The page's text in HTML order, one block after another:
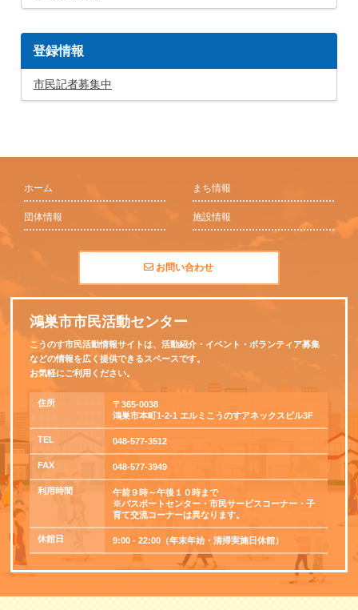
登録情報
市民記者募集中
ホーム まち情報
団体情報 施設情報
お問い合わせ
鴻巣市市民活動センター
こうのす市民活動情報サイトは、活動紹介・イベント・ボランティア募集
などの情報を広く提供できるスペースです。
お気軽にご利用ください。
住所
〒365-0038
鴻巣市本町1-2-1 エルミこうのすアネックスビル3F
TEL 048-577-3512
FAX 048-577-3949
利用時間
午前９時～午後１０時まで
※パスポートセンター・市民サービスコーナー・子
育て交流コーナーは異なります。
休館日 9:00 - 22:00（年末年始・清掃実施日休館）